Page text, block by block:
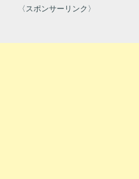
〈スポンサーリンク〉